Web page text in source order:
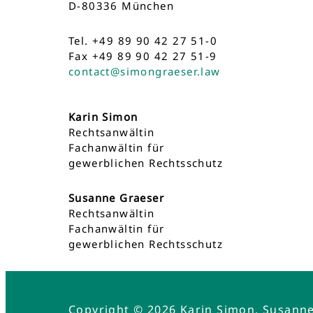
D-80336 München
Tel. +49 89 90 42 27 51-0
Fax +49 89 90 42 27 51-9
contact@simongraeser.law
Karin Simon
Rechtsanwältin
Fachanwältin für
gewerblichen Rechtsschutz
Susanne Graeser
Rechtsanwältin
Fachanwältin für
gewerblichen Rechtsschutz
Copyright © 2026 Karin Simon,